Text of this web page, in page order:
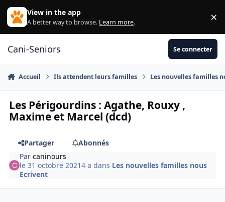
Aller au contenu
View in the app
A better way to browse. Learn more. ×
Cani-Seniors Se connecter
Accueil Ils attendent leurs familles Les nouvelles familles
Les Périgourdins : Agathe, Rouxy ,
Maxime et Marcel (dcd)
Partager
Abonnés
Parcaninours
le 31 octobre 20214 a dans Les nouvelles familles nous
Ecrivent